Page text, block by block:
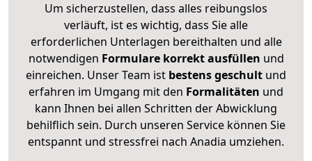
Um sicherzustellen, dass alles reibungslos
verläuft, ist es wichtig, dass Sie alle
erforderlichen Unterlagen bereithalten und alle
notwendigen Formulare korrekt ausfüllen und
einreichen. Unser Team ist bestens geschult und
erfahren im Umgang mit den Formalitäten und
kann Ihnen bei allen Schritten der Abwicklung
behilflich sein. Durch unseren Service können Sie
entspannt und stressfrei nach Anadia umziehen.